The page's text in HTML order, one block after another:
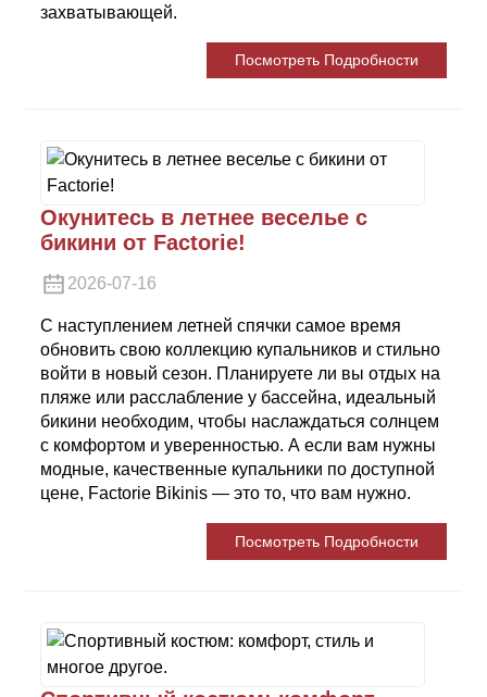
захватывающей.
Посмотреть Подробности
Окунитесь в летнее веселье с
бикини от Factorie!
2026-07-16
С наступлением летней спячки самое время
обновить свою коллекцию купальников и стильно
войти в новый сезон. Планируете ли вы отдых на
пляже или расслабление у бассейна, идеальный
бикини необходим, чтобы наслаждаться солнцем
с комфортом и уверенностью. А если вам нужны
модные, качественные купальники по доступной
цене, Factorie Bikinis — это то, что вам нужно.
Посмотреть Подробности